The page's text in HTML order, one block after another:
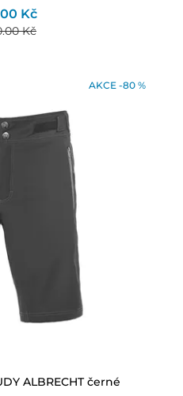
Kč
Kč
AKCE -80 %
ALBRECHT černé